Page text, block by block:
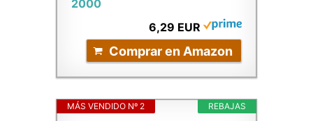
2000
6,29 EUR
Comprar en Amazon
REBAJAS
MÁS VENDIDO Nº 2